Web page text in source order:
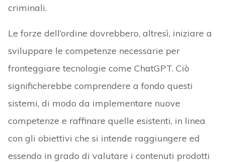
criminali.
Le forze dell’ordine dovrebbero, altresì, iniziare a
sviluppare le competenze necessarie per
fronteggiare tecnologie come ChatGPT. Ciò
significherebbe comprendere a fondo questi
sistemi, di modo da implementare nuove
competenze e raffinare quelle esistenti, in linea
con gli obiettivi che si intende raggiungere ed
essendo in grado di valutare i contenuti prodotti